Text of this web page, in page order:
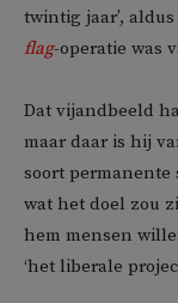
twintig jaar’,
flag-operatie was
Dat vijandbeeld
maar daar is hij
soort permanente
wat het doel zou
hem mensen
‘het liberale